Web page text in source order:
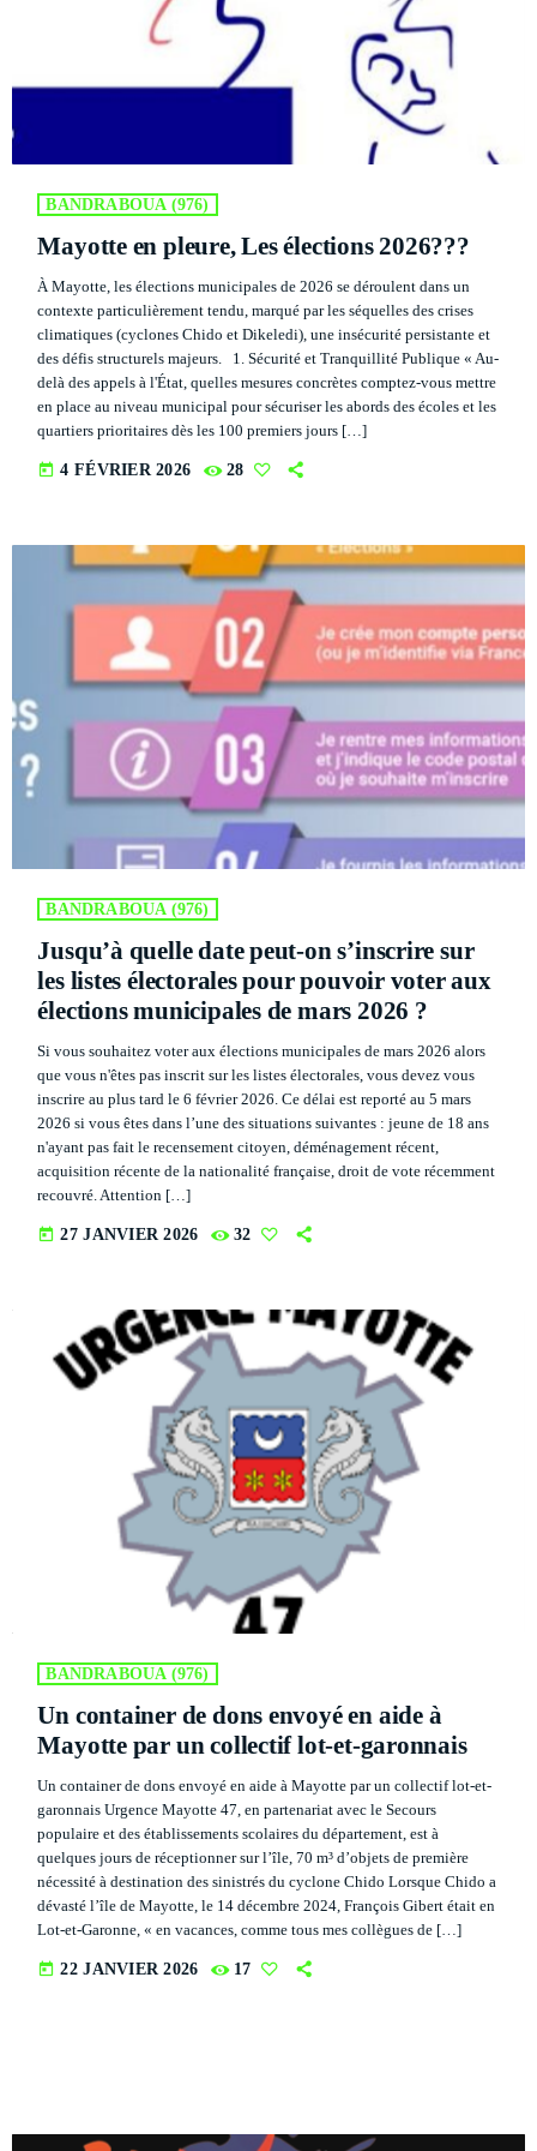
DIRECT RADIO
EVENTS
FRÉQUENCE
ON AIR
EMISSIONS
HORLOGE
RÉGIE PUBLICITAIRE
CONTACTS
ACTUELLEMENT VOUS ÉCOUTEZ
POLITICS
Flash Infos
more_vert
Flash Infos
With Malika
For every Show page the timetable is auomatically generated
Podcasts, Articles and Charts by simply choosing a category.
justo. Aliquam semper faucibus odio id varius. Suspendisse
varius laoreet sodales.
close
PROGRAMMES À VENIR
WITH MALIKA
La Matinale du Week End
PRESENTED BY MARIKA LOVE
7:15 AM - 10:00 AM
Flash Infos
WITH MALIKA
12:00 PM - 12:15 PM
UPCOMING SHOWS
7:00 AM - 7:15 AM
La Matinale du Week End
PRESENTED BY MARIKA LOVE
Flash Infos
WITH MALIKA
12:00 PM - 12:15 PM
BANDRABOUA (976)
Mayotte en pleure, Les élections 2026???
À Mayotte, les élections municipales de 2026 se déroulent dans un
contexte particulièrement tendu, marqué par les séquelles des crises
climatiques (cyclones Chido et Dikeledi), une insécurité persistante et
des défis structurels majeurs. 1. Sécurité et Tranquillité Publique « Au-
delà des appels à l'État, quelles mesures concrètes comptez-vous mettre
en place au niveau municipal pour sécuriser les abords des écoles et les
quartiers prioritaires dès les 100 premiers jours […]
today 4 FÉVRIER 2026 28
BANDRABOUA (976)
Jusqu’à quelle date peut-on s’inscrire sur
les listes électorales pour pouvoir voter aux
élections municipales de mars 2026 ?
Si vous souhaitez voter aux élections municipales de mars 2026 alors
que vous n'êtes pas inscrit sur les listes électorales, vous devez vous
inscrire au plus tard le 6 février 2026. Ce délai est reporté au 5 mars
2026 si vous êtes dans l’une des situations suivantes : jeune de 18 ans
n'ayant pas fait le recensement citoyen, déménagement récent,
acquisition récente de la nationalité française, droit de vote récemment
recouvré. Attention […]
today 27 JANVIER 2026 32
BANDRABOUA (976)
Un container de dons envoyé en aide à
Mayotte par un collectif lot-et-garonnais
Un container de dons envoyé en aide à Mayotte par un collectif lot-et-
garonnais Urgence Mayotte 47, en partenariat avec le Secours
populaire et des établissements scolaires du département, est à
quelques jours de réceptionner sur l’île, 70 m³ d’objets de première
nécessité à destination des sinistrés du cyclone Chido Lorsque Chido a
dévasté l’île de Mayotte, le 14 décembre 2024, François Gibert était en
Lot-et-Garonne, « en vacances, comme tous mes collègues de […]
today 22 JANVIER 2026 17